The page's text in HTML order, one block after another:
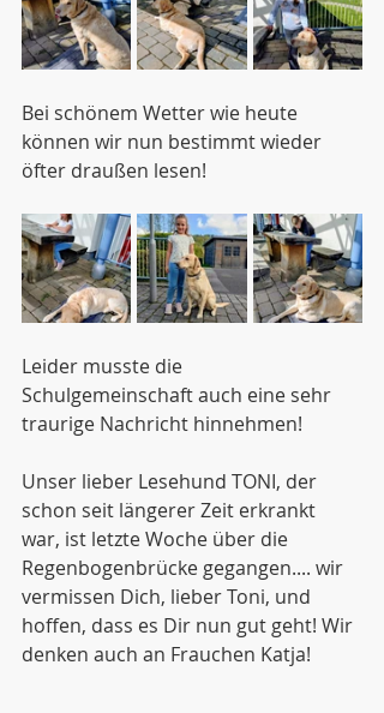
Bei schönem Wetter wie heute
können wir nun bestimmt wieder
öfter draußen lesen!
Leider musste die
Schulgemeinschaft auch eine sehr
traurige Nachricht hinnehmen!
Unser lieber Lesehund TONI, der
schon seit längerer Zeit erkrankt
war, ist letzte Woche über die
Regenbogenbrücke gegangen.... wir
vermissen Dich, lieber Toni, und
hoffen, dass es Dir nun gut geht! Wir
denken auch an Frauchen Katja!